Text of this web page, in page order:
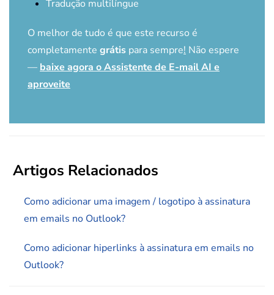
Tradução multilíngue
O melhor de tudo é que este recurso é
completamente grátis para sempre! Não espere
— baixe agora o Assistente de E-mail AI e
aproveite
Artigos Relacionados
Como adicionar uma imagem / logotipo à assinatura
em emails no Outlook?
Como adicionar hiperlinks à assinatura em emails no
Outlook?